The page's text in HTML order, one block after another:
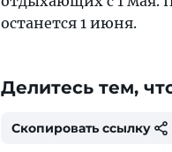
останется 1 июня.
Делитесь тем,
Скопировать ссылку